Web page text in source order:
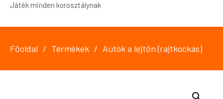
Játék minden korosztálynak
Főoldal Termékek Autók a lejtőn (rajtkockás)